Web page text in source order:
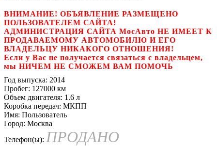
ВНИМАНИЕ! ОБЪЯВЛЕНИЕ РАЗМЕЩЕНО
ПОЛЬЗОВАТЕЛЕМ САЙТА!
АДМИНИСТРАЦИЯ САЙТА МосАвто НЕ ИМЕЕТ К
ПРОДАВАЕМОМУ АВТОМОБИЛЮ И ЕГО
ВЛАДЕЛЬЦУ НИКАКОГО ОТНОШЕНИЯ!
Если у Вас не получается связаться с владельцем,
мы НИЧЕМ НЕ СМОЖЕМ ВАМ ПОМОЧЬ
Год выпуска: 2014
Пробег: 127000 км
Объем двигателя: 1.6 л
Коробка передач: МКПП
Имя: Пользователь
Город: Москва
Телефон(ы): ПРОДАНО